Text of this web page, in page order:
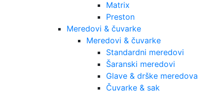
Matrix
Preston
Meredovi & čuvarke
Meredovi & čuvarke
Standardni meredovi
Šaranski meredovi
Glave & drške meredova
Čuvarke & sak